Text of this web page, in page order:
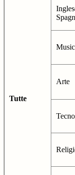
Tutte
Arte